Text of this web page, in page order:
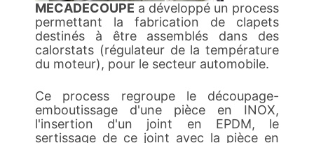
MECADECOUPE a développé un process
permettant la fabrication de clapets
destinés à être assemblés dans des
calorstats (régulateur de la température
du moteur), pour le secteur automobile.
Ce process regroupe le découpage-
emboutissage d'une pièce en INOX,
l'insertion d'un joint en EPDM, le
sertissage de ce joint avec la pièce en